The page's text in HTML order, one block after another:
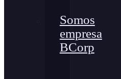
Somos
empresa
BCorp